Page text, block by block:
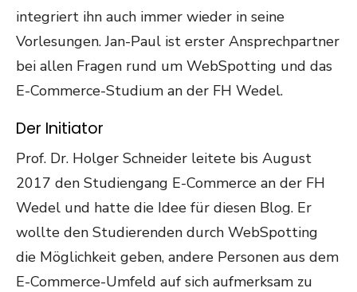
integriert ihn auch immer wieder in seine
Vorlesungen. Jan-Paul ist erster Ansprechpartner
bei allen Fragen rund um WebSpotting und das
E-Commerce-Studium an der FH Wedel.
Der Initiator
Prof. Dr. Holger Schneider leitete bis August
2017 den Studiengang E-Commerce an der FH
Wedel und hatte die Idee für diesen Blog. Er
wollte den Studierenden durch WebSpotting
die Möglichkeit geben, andere Personen aus dem
E-Commerce-Umfeld auf sich aufmerksam zu